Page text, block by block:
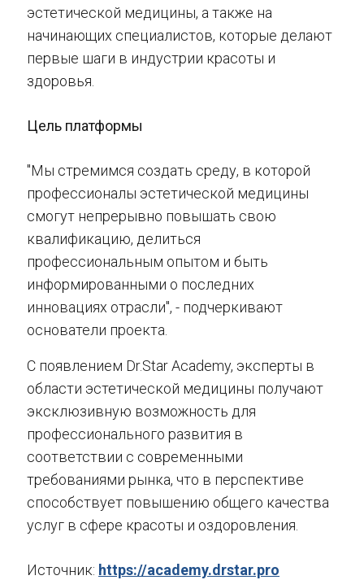
эстетической медицины, а также на
начинающих специалистов, которые делают
первые шаги в индустрии красоты и
здоровья.
Цель платформы
"Мы стремимся создать среду, в которой
профессионалы эстетической медицины
смогут непрерывно повышать свою
квалификацию, делиться
профессиональным опытом и быть
информированными о последних
инновациях отрасли", - подчеркивают
основатели проекта.
С появлением Dr.Star Academy, эксперты в
области эстетической медицины получают
эксклюзивную возможность для
профессионального развития в
соответствии с современными
требованиями рынка, что в перспективе
способствует повышению общего качества
услуг в сфере красоты и оздоровления.
Источник: https://academy.drstar.pro